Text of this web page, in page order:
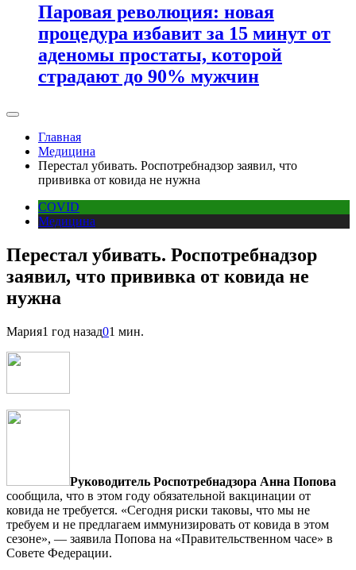
Паровая революция: новая
процедура избавит за 15 минут от
аденомы простаты, которой
страдают до 90% мужчин
Главная
Медицина
Перестал убивать. Роспотребнадзор заявил, что
прививка от ковида не нужна
COVID
Медицина
Перестал убивать. Роспотребнадзор
заявил, что прививка от ковида не
нужна
Мария1 год назад01 мин.
Руководитель Роспотребнадзора Анна Попова
сообщила, что в этом году обязательной вакцинации от
ковида не требуется. «Сегодня риски таковы, что мы не
требуем и не предлагаем иммунизировать от ковида в этом
сезоне», — заявила Попова на «Правительственном часе» в
Совете Федерации.